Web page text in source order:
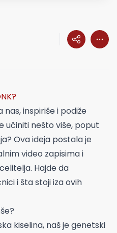
nas, inspiriše i podiže
učiniti nešto više, poput
Ova ideja postala je
video zapisima i
Hajde da
i šta stoji iza ovih
kiselina, naš je genetski